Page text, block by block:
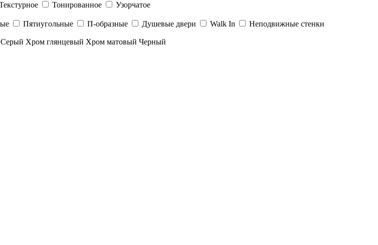
Тонированное
Узорчатое
Пятиугольные П-образные Душевые двери Walk In
Неподвижные стенки
Серый Хром глянцевый Хром матовый Черный